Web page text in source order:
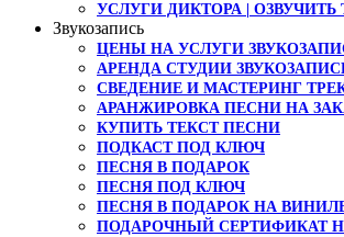
УСЛУГИ ДИКТОРА | ОЗВУЧИТЬ
Звукозапись
ЦЕНЫ НА УСЛУГИ
АРЕНДА СТУДИИ
СВЕДЕНИЕ И МАСТЕРИНГ
АРАНЖИРОВКА ПЕСНИ НА
КУПИТЬ ТЕКСТ ПЕСНИ
ПОДКАСТ ПОД КЛЮЧ
ПЕСНЯ В ПОДАРОК
ПЕСНЯ ПОД КЛЮЧ
ПЕСНЯ В ПОДАРОК НА
ПОДАРОЧНЫЙ СЕРТИФИКАТ